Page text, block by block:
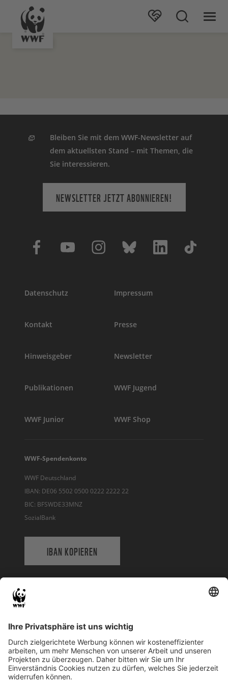
Bleiben Sie mit dem WWF-Newsletter auf
dem aktuellsten Stand – mit Themen, die
Sie interessieren.
NEWSLETTER JETZT ABONNIEREN!
Datenschutz Impressum
Kontakt Presse
Hinweisgeber Newsletter
Publikationen WWF Jugend
WWF Junior WWF Shop
WWF-Spendenkonto
WWF Deutschland
IBAN: DE06 5502 0500 0222 2222 22
BIC: BFSWDE33MNZ
SozialBank
IBAN KOPIEREN
WWF Deutschland
Reinhardtstr. 18
10117 Berlin
Tel.: 030-311 777 700
Ihre Spende kann steuerlich geltend gemacht werden